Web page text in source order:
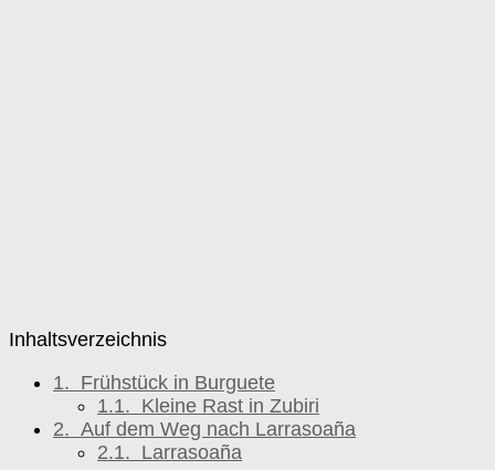
Inhaltsverzeichnis
1. Frühstück in Burguete
1.1. Kleine Rast in Zubiri
2. Auf dem Weg nach Larrasoaña
2.1. Larrasoaña